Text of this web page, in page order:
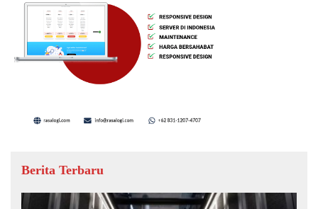
Berita Terbaru